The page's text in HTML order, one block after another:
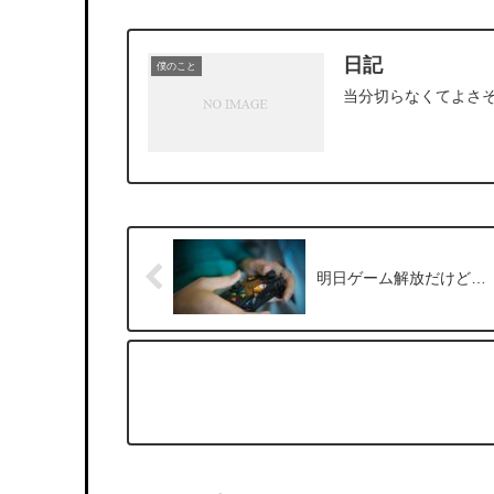
僕のこと 日記
当分切らなくてよさ
明日ゲーム解放だけど…